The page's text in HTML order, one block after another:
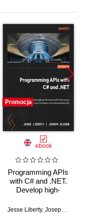
Promocja
ebook
Programming APIs
with C# and .NET.
Develop high-
that ensure
Jesse Liberty, Joseph Dluzen